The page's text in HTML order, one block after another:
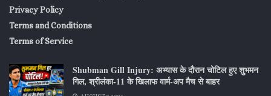
Privacy Policy
Terms and Conditions
Terms of Service
Shubman Gill Injury: अभ्यास के दौरान चोटिल हुए शुभमन
गिल, श्रीलंका-11 के खिलाफ वार्म-अप मैच से बाहर